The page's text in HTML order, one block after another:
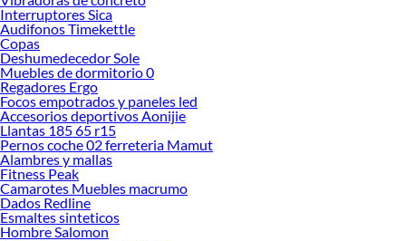
Las mejores marcas de Pistola de Clavos
Sabemos que la calidad, confianza y seguridad son factores importantes al
momento de decidir qué modelo comprar, por ello contamos con una amplia
oferta de marcas prestigiosas y reconocidas en Pistola de Clavos. De esta
manera, inviertes en durabilidad, rendimiento, excelencia y satisfacción
garantizada.
Interruptores Sica
Audifonos Timekettle
Copas
Deshumedecedor Sole
Muebles de dormitorio 0
Regadores Ergo
Focos empotrados y paneles led
Accesorios deportivos Aonijie
Llantas 185 65 r15
Pernos coche 02 ferreteria Mamut
Alambres y mallas
Fitness Peak
Camarotes Muebles macrumo
Dados Redline
Esmaltes sinteticos
Hombre Salomon